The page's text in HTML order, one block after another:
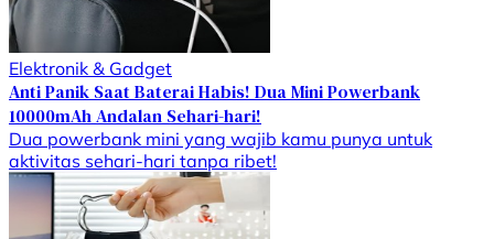
Elektronik & Gadget
Anti Panik Saat Baterai Habis! Dua Mini Powerbank
10000mAh Andalan Sehari-hari!
Dua powerbank mini yang wajib kamu punya untuk
aktivitas sehari-hari tanpa ribet!